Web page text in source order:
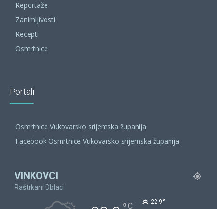
Reportaže
Zanimljivosti
Recepti
Osmrtnice
Portali
Osmrtnice Vukovarsko srijemska županija
Facebook Osmrtnice Vukovarsko srijemska županija
VINKOVCI
Raštrkani Oblaci
C 22.9°